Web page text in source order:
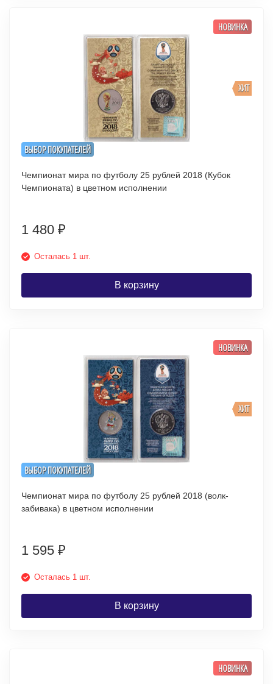
ВЫБОР ПОКУПАТЕЛЕЙ
ХИТ
НОВИНКА
Чемпионат мира по футболу 25 рублей 2018 (Кубок
Чемпионата) в цветном исполнении
1 480 ₽
Осталась 1 шт.
В корзину
ВЫБОР ПОКУПАТЕЛЕЙ
ХИТ
НОВИНКА
Чемпионат мира по футболу 25 рублей 2018 (волк-
забивака) в цветном исполнении
1 595 ₽
Осталась 1 шт.
В корзину
НОВИНКА